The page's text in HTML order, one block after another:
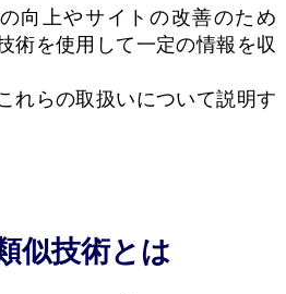
向上やサイトの改善のため
術を使用して一定の情報を収
れらの取扱いについて説明す
似技術とは